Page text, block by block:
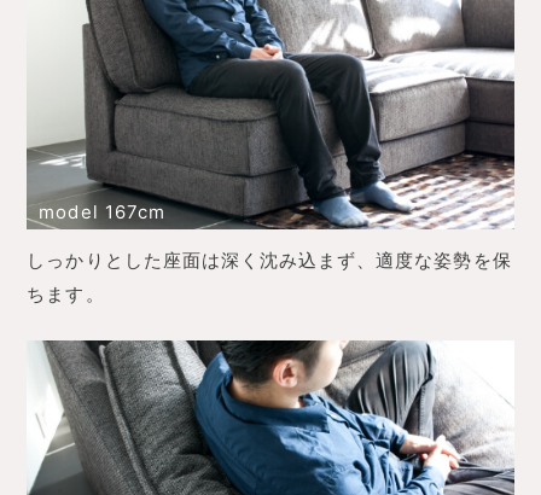
model 167cm
しっかりとした座面は深く沈み込まず、適度な姿勢を保
ちます。